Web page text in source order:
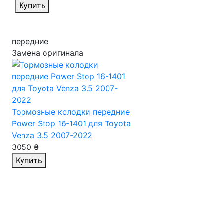
Купить
передние
Замена оригинала
Тормозные колодки передние
Power Stop 16-1401 для Toyota
Venza 3.5 2007-2022
3050 ₴
Купить